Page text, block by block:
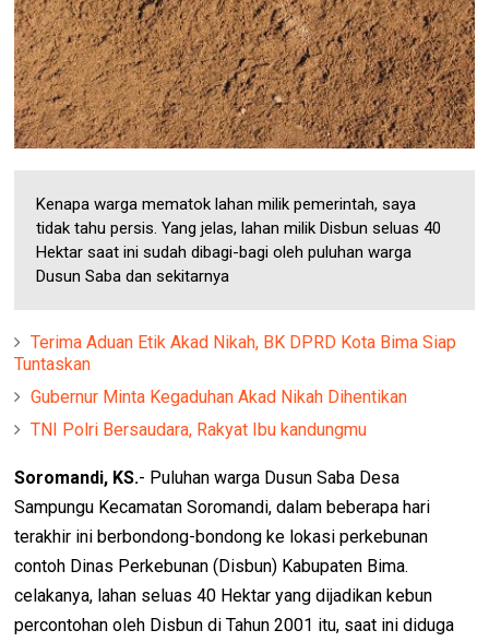
Kenapa warga mematok lahan milik pemerintah, saya
tidak tahu persis. Yang jelas, lahan milik Disbun seluas 40
Hektar saat ini sudah dibagi-bagi oleh puluhan warga
Dusun Saba dan sekitarnya
Terima Aduan Etik Akad Nikah, BK DPRD Kota Bima Siap
Tuntaskan
Gubernur Minta Kegaduhan Akad Nikah Dihentikan
TNI Polri Bersaudara, Rakyat Ibu kandungmu
Soromandi, KS.- Puluhan warga Dusun Saba Desa
Sampungu Kecamatan Soromandi, dalam beberapa hari
terakhir ini berbondong-bondong ke lokasi perkebunan
contoh Dinas Perkebunan (Disbun) Kabupaten Bima.
celakanya, lahan seluas 40 Hektar yang dijadikan kebun
percontohan oleh Disbun di Tahun 2001 itu, saat ini diduga